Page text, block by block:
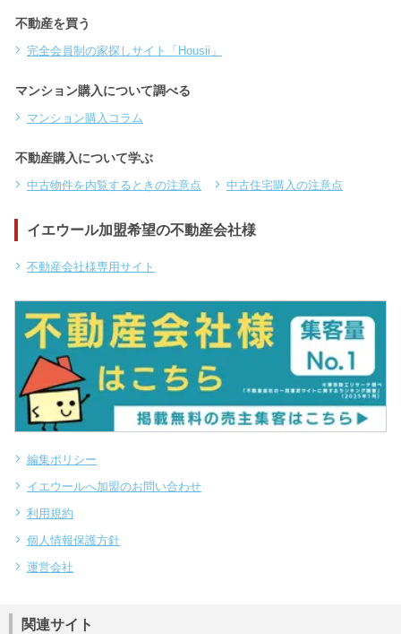
不動産を買う
完全会員制の家探しサイト「Housii」
マンション購入について調べる
マンション購入コラム
不動産購入について学ぶ
中古物件を内覧するときの注意点 中古住宅購入の注意点
イエウール加盟希望の不動産会社様
不動産会社様専用サイト
編集ポリシー
イエウールへ加盟のお問い合わせ
利用規約
個人情報保護方針
運営会社
関連サイト